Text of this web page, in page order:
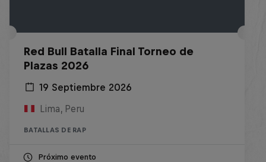
Red Bull Batalla Final Torneo de
Plazas 2026
19 Septiembre 2026
Lima, Peru
BATALLAS DE RAP
Próximo evento